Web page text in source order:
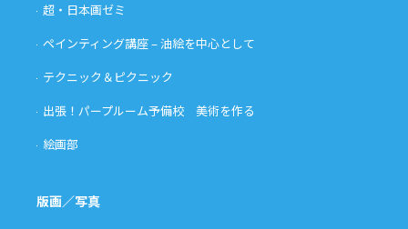
超・日本画ゼミ
ペインティング講座 – 油絵を中心として
テクニック＆ピクニック
出張！パープルーム予備校 美術を作る
絵画部
版画／写真